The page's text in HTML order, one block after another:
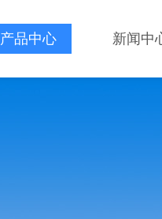
产品中心 新闻中